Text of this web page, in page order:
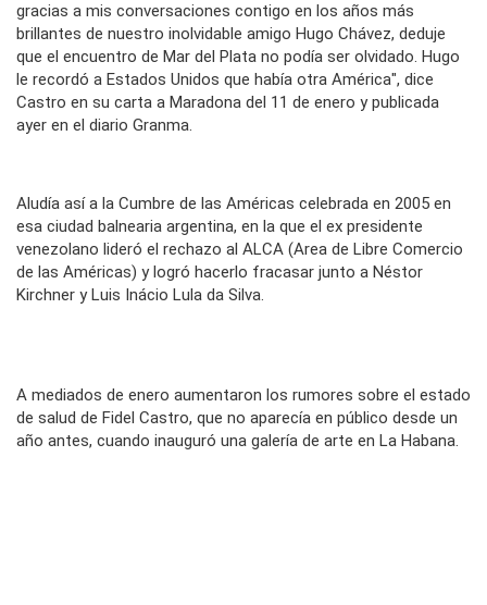
gracias a mis conversaciones contigo en los años más
brillantes de nuestro inolvidable amigo Hugo Chávez, deduje
que el encuentro de Mar del Plata no podía ser olvidado. Hugo
le recordó a Estados Unidos que había otra América", dice
Castro en su carta a Maradona del 11 de enero y publicada
ayer en el diario Granma.
Aludía así a la Cumbre de las Américas celebrada en 2005 en
esa ciudad balnearia argentina, en la que el ex presidente
venezolano lideró el rechazo al ALCA (Area de Libre Comercio
de las Américas) y logró hacerlo fracasar junto a Néstor
Kirchner y Luis Inácio Lula da Silva.
A mediados de enero aumentaron los rumores sobre el estado
de salud de Fidel Castro, que no aparecía en público desde un
año antes, cuando inauguró una galería de arte en La Habana.